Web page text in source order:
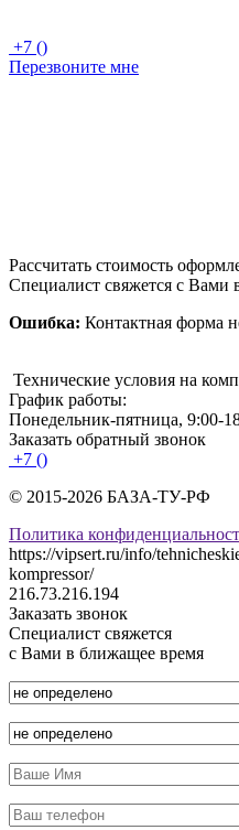
+7 ()
Перезвоните мне
Рассчитать стоимость
Специалист свяжется с Вами
Ошибка: Контактная форма
Технические условия на
График работы:
Понедельник-пятница, 9:00-
Заказать обратный звонок
+7 ()
© 2015-2026 БАЗА-ТУ-РФ
Политика
https://vipsert.ru/info/
kompressor/
216.73.216.194
Заказать звонок
Специалист свяжется
с Вами в ближащее время